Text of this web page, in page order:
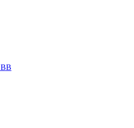
BB